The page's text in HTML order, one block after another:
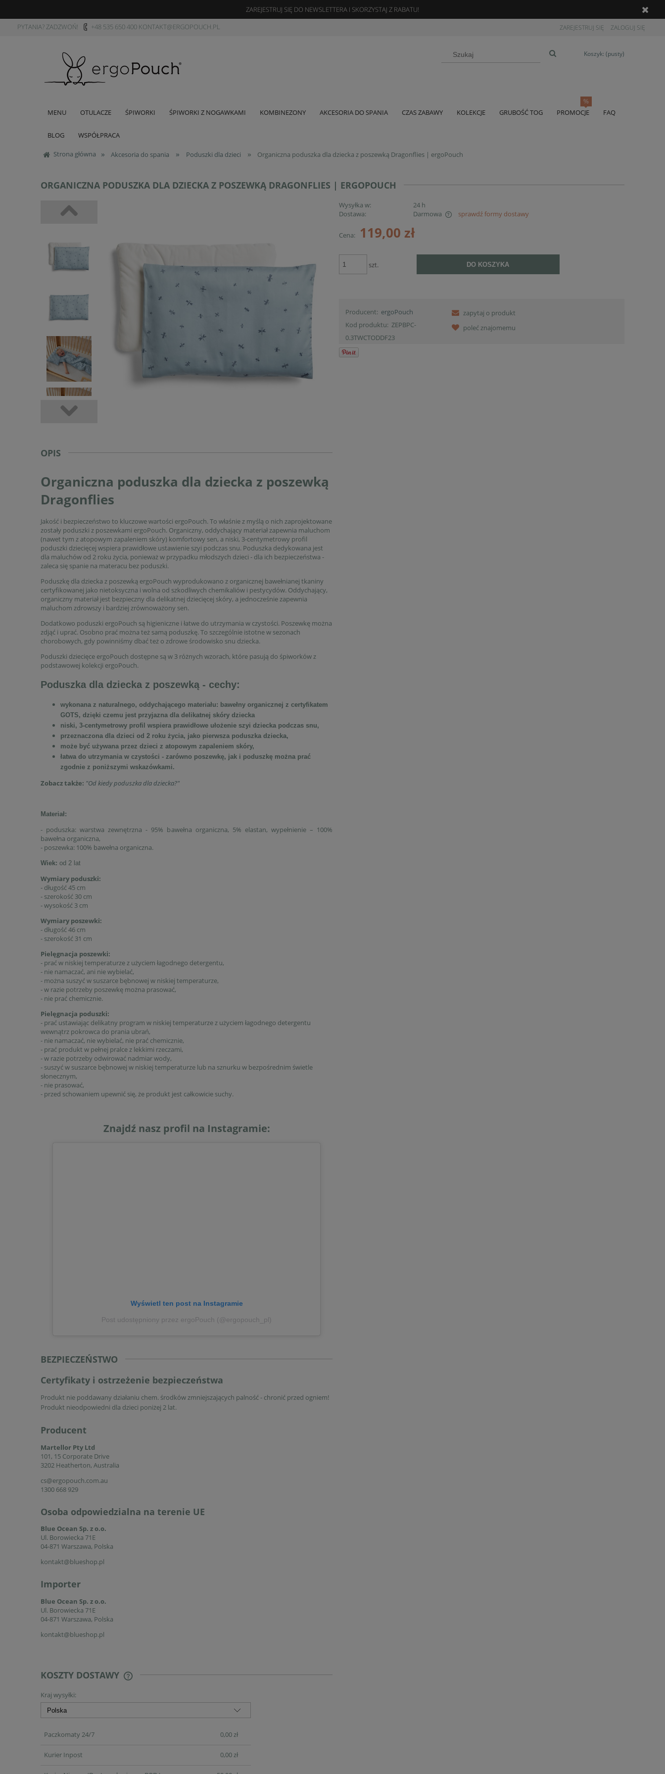
ZAREJESTRUJ SIĘ DO NEWSLETTERA I SKORZYSTAJ Z RABATU!
PYTANIA? ZADZWOŃ!
+48 535 650 400 KONTAKT@ERGOPOUCH.PL ZAREJESTRUJ SIĘ ZALOGUJ SIĘ
Koszyk: (pusty)
MENU OTULACZE ŚPIWORKI ŚPIWORKI Z NOGAWKAMI KOMBINEZONY AKCESORIA DO SPANIA CZAS ZABAWY KOLEKCJE GRUBOŚĆ TOG PROMOCJE FAQ
BLOG WSPÓŁPRACA
Strona główna » Akcesoria do spania » Poduszki dla dzieci » Organiczna poduszka dla dziecka z poszewką Dragonflies | ergoPouch
ORGANICZNA PODUSZKA DLA DZIECKA Z POSZEWKĄ DRAGONFLIES | ERGOPOUCH
Wysyłka w:
24 h
Dostawa:
Darmowa
Cena nie zawiera ewentualnych kosztów
sprawdź formy dostawy
Cena: 119,00 zł
szt. DO KOSZYKA
Producent: ergoPouch
Kod produktu: ZEPBPC-
0.3TWCTODDF23
zapytaj o produkt
poleć znajomemu
OPIS
Organiczna poduszka dla dziecka z poszewką
Dragonflies
Jakość i bezpieczeństwo to kluczowe wartości ergoPouch. To właśnie z myślą o nich zaprojektowane
zostały poduszki z poszewkami ergoPouch. Organiczny, oddychający materiał zapewnia maluchom
(nawet tym z atopowym zapaleniem skóry) komfortowy sen, a niski, 3-centymetrowy profil
poduszki dziecięcej wspiera prawidłowe ustawienie szyi podczas snu. Poduszka dedykowana jest
dla maluchów od 2 roku życia, ponieważ w przypadku młodszych dzieci - dla ich bezpieczeństwa -
zaleca się spanie na materacu bez poduszki.
Poduszkę dla dziecka z poszewką ergoPouch wyprodukowano z organicznej bawełnianej tkaniny
certyfikowanej jako nietoksyczna i wolna od szkodliwych chemikaliów i pestycydów. Oddychający,
organiczny materiał jest bezpieczny dla delikatnej dziecięcej skóry, a jednocześnie zapewnia
maluchom zdrowszy i bardziej zrównoważony sen.
Dodatkowo poduszki ergoPouch są higieniczne i łatwe do utrzymania w czystości. Poszewkę można
zdjąć i uprać. Osobno prać można też samą poduszkę. To szczególnie istotne w sezonach
chorobowych, gdy powinniśmy dbać też o zdrowe środowisko snu dziecka.
Poduszki dziecięce ergoPouch dostępne są w 3 różnych wzorach, które pasują do śpiworków z
podstawowej kolekcji ergoPouch.
Poduszka dla dziecka z poszewką - cechy:
wykonana z naturalnego, oddychającego materiału: bawełny organicznej z certyfikatem
GOTS, dzięki czemu jest przyjazna dla delikatnej skóry dziecka
niski, 3-centymetrowy profil wspiera prawidłowe ułożenie szyi dziecka podczas snu,
przeznaczona dla dzieci od 2 roku życia, jako pierwsza poduszka dziecka,
może być używana przez dzieci z atopowym zapaleniem skóry,
łatwa do utrzymania w czystości - zarówno poszewkę, jak i poduszkę można prać
zgodnie z poniższymi wskazówkami.
Zobacz także: "Od kiedy poduszka dla dziecka?"
Materiał:
- poduszka: warstwa zewnętrzna - 95% bawełna organiczna, 5% elastan, wypełnienie – 100%
bawełna organiczna,
- poszewka: 100% bawełna organiczna.
Wiek: od 2 lat
Wymiary poduszki:
- długość 45 cm
- szerokość 30 cm
- wysokość 3 cm
Wymiary poszewki:
- długość 46 cm
- szerokość 31 cm
Pielęgnacja poszewki:
- prać w niskiej temperaturze z użyciem łagodnego detergentu,
- nie namaczać, ani nie wybielać,
- można suszyć w suszarce bębnowej w niskiej temperaturze,
- w razie potrzeby poszewkę można prasować,
- nie prać chemicznie.
Pielęgnacja poduszki:
- prać ustawiając delikatny program w niskiej temperaturze z użyciem łagodnego detergentu
wewnątrz pokrowca do prania ubrań,
- nie namaczać, nie wybielać, nie prać chemicznie,
- prać produkt w pełnej pralce z lekkimi rzeczami,
- w razie potrzeby odwirować nadmiar wody,
- suszyć w suszarce bębnowej w niskiej temperaturze lub na sznurku w bezpośrednim świetle
słonecznym,
- nie prasować,
- przed schowaniem upewnić się, że produkt jest całkowicie suchy.
Znajdź nasz profil na Instagramie:
Wyświetl ten post na Instagramie
Post udostępniony przez ergoPouch (@ergopouch_pl)
BEZPIECZEŃSTWO
Certyfikaty i ostrzeżenie bezpieczeństwa
Produkt nie poddawany działaniu chem. środków zmniejszających palność - chronić przed ogniem!
Produkt nieodpowiedni dla dzieci poniżej 2 lat.
Producent
Martellor Pty Ltd
101, 15 Corporate Drive
3202 Heatherton, Australia
cs@ergopouch.com.au
1300 668 929
Osoba odpowiedzialna na terenie UE
Blue Ocean Sp. z o.o.
Ul. Borowiecka 71E
04-871 Warszawa, Polska
kontakt@blueshop.pl
Importer
Blue Ocean Sp. z o.o.
Ul. Borowiecka 71E
04-871 Warszawa, Polska
kontakt@blueshop.pl
KOSZTY DOSTAWY
CENA NIE ZAWIERA EWENTUALNYCH
Kraj wysyłki:
Paczkomaty 24/7 0,00 zł
Kurier Inpost 0,00 zł